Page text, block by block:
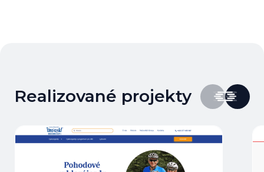
Realizované projekty